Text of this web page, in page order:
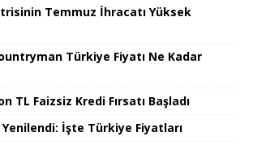
Temmuz İhracatı Yüksek
Türkiye Fiyatı Ne Kadar
TL Faizsiz Kredi Fırsatı Başladı
Yenilendi: İşte Türkiye Fiyatları